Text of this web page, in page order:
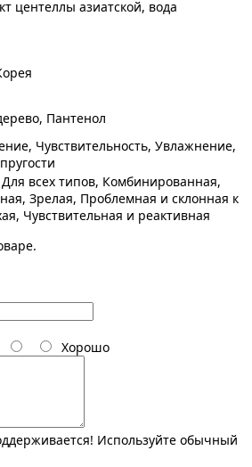
центеллы азиатской, вода
Пантенол
Чувствительность, Увлажнение,
всех типов, Комбинированная,
Зрелая, Проблемная и склонная к
Чувствительная и реактивная
Хорошо
Используйте обычный